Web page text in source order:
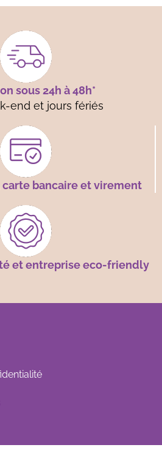
sous 24h à 48h*
end et jours fériés
carte bancaire et virement
et entreprise eco-friendly